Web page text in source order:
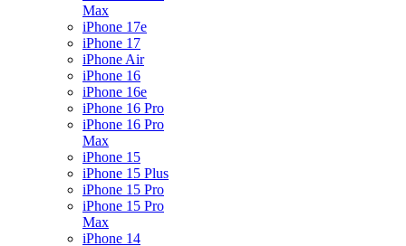
Max
iPhone 17e
iPhone 17
iPhone Air
iPhone 16
iPhone 16e
iPhone 16 Pro
iPhone 16 Pro
Max
iPhone 15
iPhone 15 Plus
iPhone 15 Pro
iPhone 15 Pro
Max
iPhone 14